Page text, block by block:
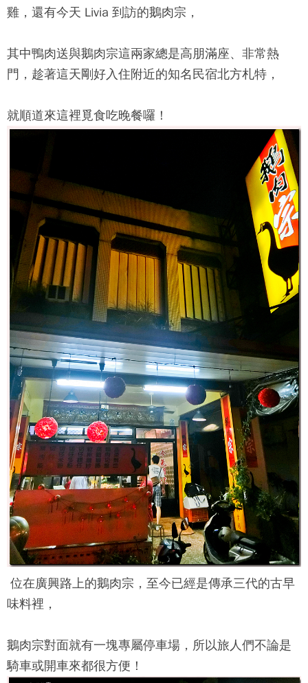
雞，還有今天 Livia 到訪的鵝肉宗 ，
其中鴨肉送與鵝肉宗這兩家總是高朋滿座、非常熱
門，趁著這天剛好入住附近的知名民宿北方札特，
就順道來這裡覓食吃晚餐囉！
位在廣興路上的鵝肉宗 ，至今已經是傳承三代的古早
味料裡，
鵝肉宗對面就有一塊專屬停車場，所以旅人們不論是
騎車或開車來都很方便！